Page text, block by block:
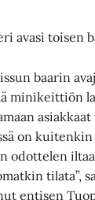
avasi toisen
baarin
minikeittiön
asiakkaat
on
odottelen
tilata”,
entisen